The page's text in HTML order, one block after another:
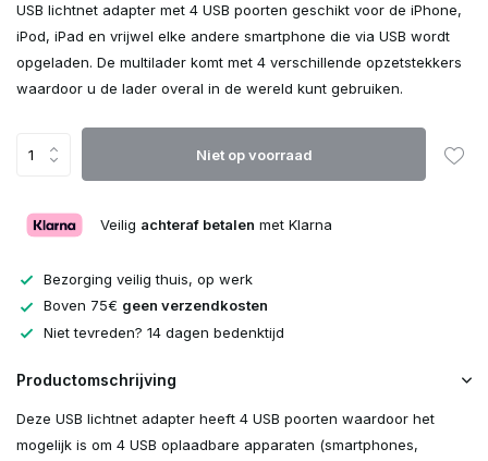
USB lichtnet adapter met 4 USB poorten geschikt voor de iPhone,
iPod, iPad en vrijwel elke andere smartphone die via USB wordt
opgeladen. De multilader komt met 4 verschillende opzetstekkers
waardoor u de lader overal in de wereld kunt gebruiken.
Niet op voorraad
Veilig achteraf betalen met Klarna
Bezorging veilig thuis, op werk
Boven 75€ geen verzendkosten
Niet tevreden? 14 dagen bedenktijd
Productomschrijving
Deze USB lichtnet adapter heeft 4 USB poorten waardoor het
mogelijk is om 4 USB oplaadbare apparaten (smartphones,